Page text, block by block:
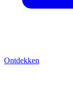
Ontdekken